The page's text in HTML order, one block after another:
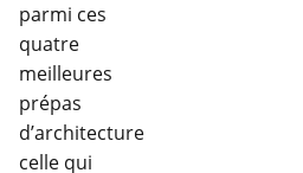
parmi ces
quatre
meilleures
prépas
d’architecture
celle qui